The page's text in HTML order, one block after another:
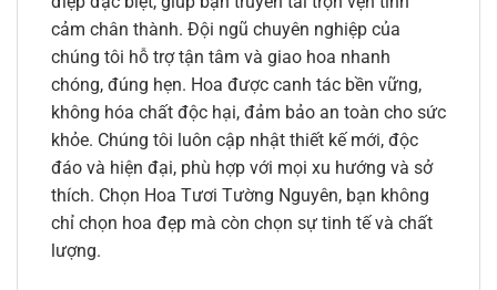
cảm chân thành. Đội ngũ chuyên nghiệp của
chúng tôi hỗ trợ tận tâm và giao hoa nhanh
chóng, đúng hẹn. Hoa được canh tác bền vững,
không hóa chất độc hại, đảm bảo an toàn cho sức
khỏe. Chúng tôi luôn cập nhật thiết kế mới, độc
đáo và hiện đại, phù hợp với mọi xu hướng và sở
thích. Chọn Hoa Tươi Tường Nguyên, bạn không
chỉ chọn hoa đẹp mà còn chọn sự tinh tế và chất
lượng.